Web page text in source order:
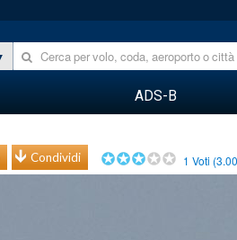
ADS-B
Condividi 1 Voti (3.00